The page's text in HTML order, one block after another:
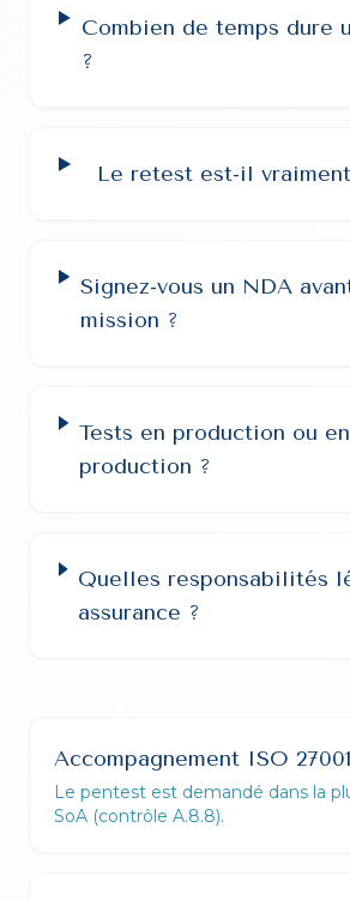
Combien de temps dure
?
Le retest est-il
Signez-vous un NDA
mission ?
Tests en production ou
production ?
Quelles responsabilités
assurance ?
Accompagnement ISO 27001
Le pentest est demandé dans la
SoA (contrôle A.8.8).